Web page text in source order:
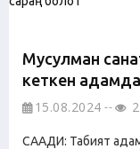
Мусулман
кеткен
15.08.2024
СААДИ: Табият